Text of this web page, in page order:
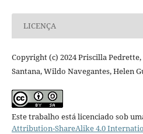
LICENÇA
Copyright (c) 2024 Priscilla
Santana, Wildo Navegantes, Helen
Este trabalho está licenciado sob
Attribution-ShareAlike 4.0